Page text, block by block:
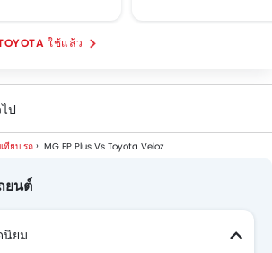
ใช้แล้ว
ป
ทียบ รถ MG EP Plus Vs Toyota Veloz
ยนต์
นิยม